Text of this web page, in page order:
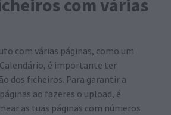
com várias
com várias páginas, como um
é importante ter
dos ficheiros. Para garantir a
ao fazeres o upload, é
as tuas páginas com números